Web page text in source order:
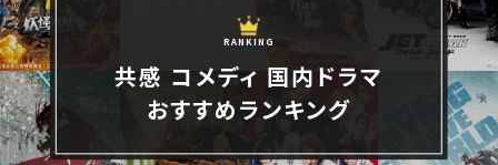
RANKING
共感 コメディ 国内ドラマ
おすすめランキング